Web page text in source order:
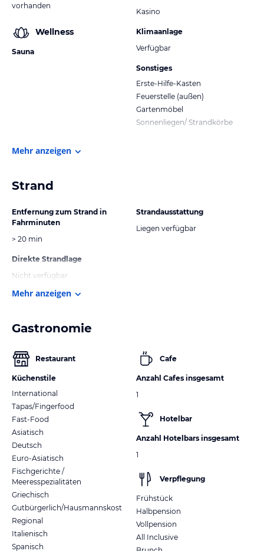
vorhanden
Wellness
Sauna
Kasino
Klimaanlage
Verfügbar
Sonstiges
Erste-Hilfe-Kasten
Feuerstelle (außen)
Gartenmöbel
Sonnenliegen/ Strandkörbe
Mehr anzeigen
Strand
Entfernung zum Strand in
Fahrminuten
> 20 min
Direkte Strandlage
Nicht verfügbar
Strandausstattung
Liegen verfügbar
Mehr anzeigen
Gastronomie
Restaurant
Küchenstile
International
Tapas/Fingerfood
Fast-Food
Asiatisch
Deutsch
Euro-Asiatisch
Fischgerichte /
Meeresspezialitäten
Griechisch
Gutbürgerlich/Hausmannskost
Regional
Italienisch
Spanisch
Cafe
Anzahl Cafes insgesamt
1
Hotelbar
Anzahl Hotelbars insgesamt
1
Verpflegung
Frühstück
Halbpension
Vollpension
All Inclusive